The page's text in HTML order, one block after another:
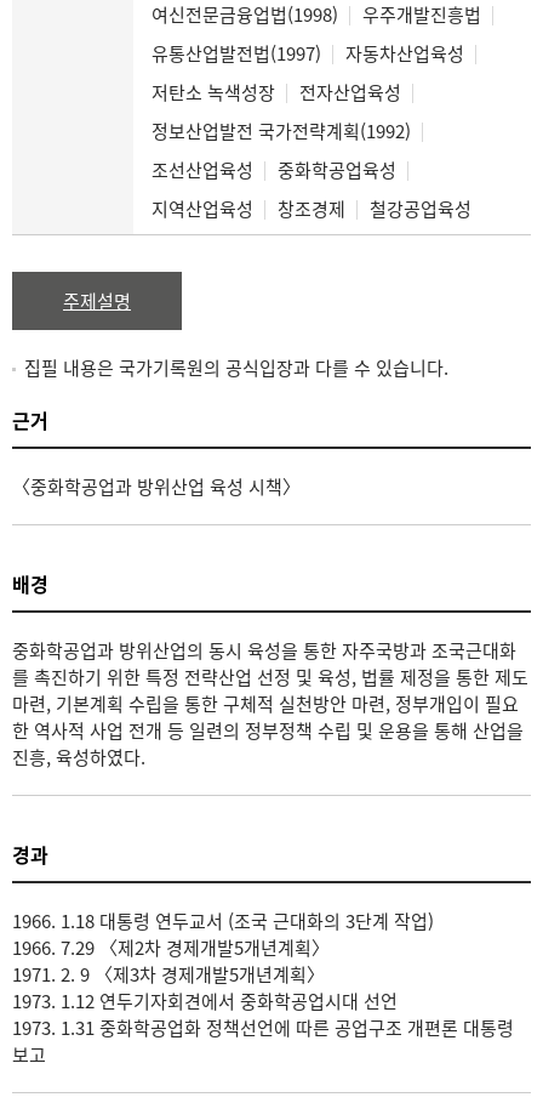
여신전문금융업법(1998)
우주개발진흥법
유통산업발전법(1997)
자동차산업육성
저탄소 녹색성장
전자산업육성
정보산업발전 국가전략계획(1992)
조선산업육성
중화학공업육성
지역산업육성
창조경제 철강공업육성
주제설명
집필 내용은 국가기록원의 공식입장과 다를 수 있습니다.
근거
〈중화학공업과 방위산업 육성 시책〉
배경
중화학공업과 방위산업의 동시 육성을 통한 자주국방과 조국근대화
를 촉진하기 위한 특정 전략산업 선정 및 육성, 법률 제정을 통한 제도
마련, 기본계획 수립을 통한 구체적 실천방안 마련, 정부개입이 필요
한 역사적 사업 전개 등 일련의 정부정책 수립 및 운용을 통해 산업을
진흥, 육성하였다.
경과
1966. 1.18 대통령 연두교서 (조국 근대화의 3단계 작업)
1966. 7.29 〈제2차 경제개발5개년계획〉
1971. 2. 9 〈제3차 경제개발5개년계획〉
1973. 1.12 연두기자회견에서 중화학공업시대 선언
1973. 1.31 중화학공업화 정책선언에 따른 공업구조 개편론 대통령
보고